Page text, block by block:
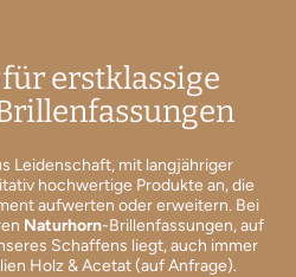
erstklassige
Leidenschaft, mit langjähriger
hochwertige Produkte an, die
aufwerten oder erweitern. Bei
Naturhorn-Brillenfassungen, auf
Schaffens liegt, auch immer
Holz & Acetat (auf Anfrage).